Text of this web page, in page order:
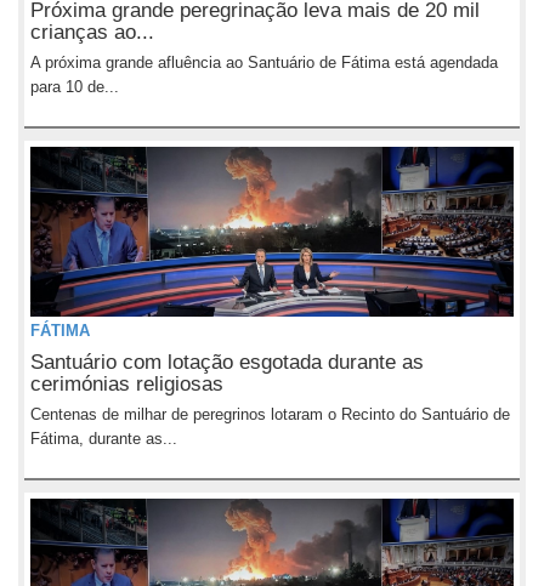
Próxima grande peregrinação leva mais de 20 mil
crianças ao...
A próxima grande afluência ao Santuário de Fátima está agendada
para 10 de...
FÁTIMA
Santuário com lotação esgotada durante as
cerimónias religiosas
Centenas de milhar de peregrinos lotaram o Recinto do Santuário de
Fátima, durante as...